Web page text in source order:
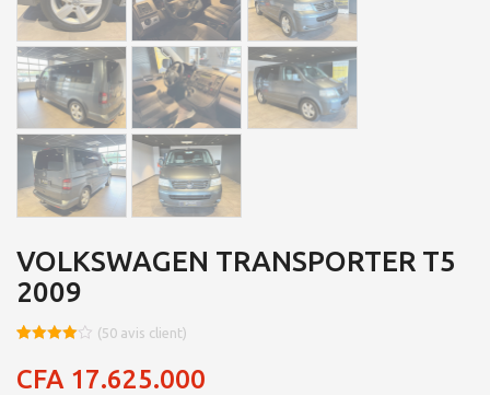
VOLKSWAGEN TRANSPORTER T5
2009
sur 5
basé
(50 avis client)
CFA 17.625.000